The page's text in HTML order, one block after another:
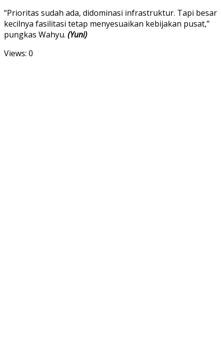
“Prioritas sudah ada, didominasi infrastruktur. Tapi besar
kecilnya fasilitasi tetap menyesuaikan kebijakan pusat,”
pungkas Wahyu. (Yuni)
Views: 0